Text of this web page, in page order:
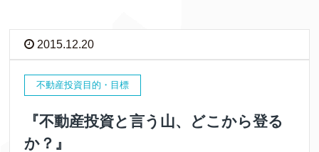
2015.12.20
不動産投資目的・目標
『不動産投資と言う山、どこから登る
か？』